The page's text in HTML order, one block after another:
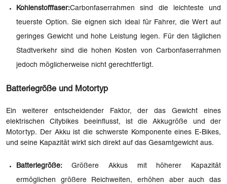
Kohlenstofffaser:Carbonfaserrahmen sind die leichteste und
teuerste Option. Sie eignen sich ideal für Fahrer, die Wert auf
geringes Gewicht und hohe Leistung legen. Für den täglichen
Stadtverkehr sind die hohen Kosten von Carbonfaserrahmen
jedoch möglicherweise nicht gerechtfertigt.
Batteriegröße und Motortyp
Ein weiterer entscheidender Faktor, der das Gewicht eines
elektrischen Citybikes beeinflusst, ist die Akkugröße und der
Motortyp. Der Akku ist die schwerste Komponente eines E-Bikes,
und seine Kapazität wirkt sich direkt auf das Gesamtgewicht aus.
Batteriegröße: Größere Akkus mit höherer Kapazität
ermöglichen größere Reichweiten, erhöhen aber auch das